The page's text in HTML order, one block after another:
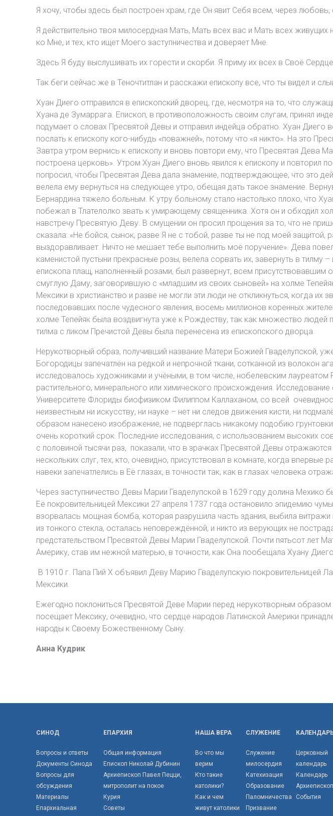
Я хочу, чтобы здесь был построен храм, где Он явит Себя всем, через
Я действительно твоя милосердная Мать, Мать всех вас и Мать всех живущих
ко Мне, и тех, кто ищет Моего заступничества и доверяет Мне.
Здесь Я буду выслушивать их горести и скорби. Я приму их всех в Своё
Так беги сейчас же в Теночтитлан и расскажи епископу все, что ты видел и
Хуан Диего отправился в епископский дворец, где, несмотря на то, что
Хуана де Зумаррага. Епископ, в противоположность своим слугам, принял
подумает о словах Пресвятой Девы и отправил индейца обратно. Хуан
послать к епископу кого-нибудь «поважней», потому что «я никто». На это
Завтра утром вернись к епископу и вновь повтори ему, что Пресвятая Дева
построена церковь». Утром Хуан Диего вновь явился к епископу и повторил
попросил, чтобы Пресвятая Дева дала знамение, подтверждающее, что это
велела ему вернуться на следующее утро, обещая дать такое знамение.
Бернардина тяжело больным. К утру больному стало настолько плохо, что
побежал в Тлателолко звать к умирающему священника. Хотя он и обходил
навстречу Пресвятую Деву. В смущении он просил прощения за то, что не
сказала: «Не бойся, сынок, разве Я не с тобой, разве ты не под моей
выздоравливает. Ничто не мешает тебе выполнить моё поручение». Дева
каменистой пустыни прекрасные розы, велела сорвать их, завернуть в тилму
епископа плащ, наполненный розами, был развернут, всем
смуглую Даму, заговорившую с «младшим из своих сыновей» на холме
Мексики в христианство и разве не могли эти люди не откликнуться, когда
последовавших после чудесного явления, восемь миллионов коренных
холме Тепейяк была воздвигнута уже к Рождеству, так как множество людей
тилма с ликом Пречистой Девы была перенесена из епископского дворца.
Нерукотворный образ, получивший название Матери Божией Гваделупской,
Богородицы запечатлён на редкой и непрочной ткани, сотканной из
исследовалось художниками и учёными, в том числе, нобелевским
растительного, минерального или химического происхождения.
Университете Флориды биофизиком Филиппом Каллаханом, со всей
неизвестным ни искусству, ни науке – нет ни следов движения кисти, ни
образом нанесено изображение, не подверглась никакому подобию
очень короткий срок. Последние исследования, с использованием высоких
с половиной тысячи раз, показали, что в зрачках Пресвятой Девы
нескольких слуг, тех, кто, очевидно, присутствовал в комнате, когда
навеки запечатлелись в Её глазах, в точности так, как в глазах человека
Через заступничество Девы Марии Гваделупской в 1629 году долина
Её покровительницей Мексики 27 апреля 1737 года остановило эпидемию
взорвалась мощная бомба, которая разрушила часть здания, выбила
из тонкого стекла, осталась неповреждённой, и никто из верующих не
предстательством Пресвятой Девы Марии Гваделупской. Почти пятьсот лет
Америку, став им нежной матерью, в точности, как Она пообещала Хуану
В 1910 г. Папа Пий Х объявил Деву Марию Гваделупскую покровительницей
Мексики.
Ежегодно поклониться Пресвятой Деве Марии перед нерукотворным
посещает Мексику, очевидно, что сердце народов Латинской Америки
народы к Своему Божественному Сыну.
Анна Кудрик
СИНОД
Вопросы и ответы
Документы Синода
Вопросы для
обсуждения
Материалы
Епархиальная
ЕПАРХИЯ
Общая информация
Епископ Николай Дубинин
Архиепископ Павел Пецци,
митрополит на покое
Курия
Советы
НАША ВЕРА
Во что мы
верим
Кто такие
католики?
Как и чем
живут католики
СЛУЖЕНИЕ
Служение
милосердия
Катехизация
Образование
Паломничества
Призвание
Церковный
календарь
Календарь
События